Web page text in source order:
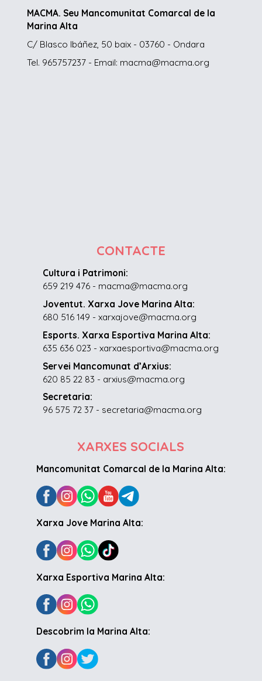
MACMA. Seu Mancomunitat Comarcal de la
Marina Alta
C/ Blasco Ibáñez, 50 baix - 03760 - Ondara
Tel. 965757237 - Email: macma@macma.org
CONTACTE
Cultura i Patrimoni:
659 219 476 - macma@macma.org
Joventut. Xarxa Jove Marina Alta:
680 516 149 - xarxajove@macma.org
Esports. Xarxa Esportiva Marina Alta:
635 636 023 - xarxaesportiva@macma.org
Servei Mancomunat d’Arxius:
620 85 22 83 - arxius@macma.org
Secretaria:
96 575 72 37 - secretaria@macma.org
XARXES SOCIALS
Mancomunitat Comarcal de la Marina Alta:
Xarxa Jove Marina Alta:
Xarxa Esportiva Marina Alta:
Descobrim la Marina Alta: